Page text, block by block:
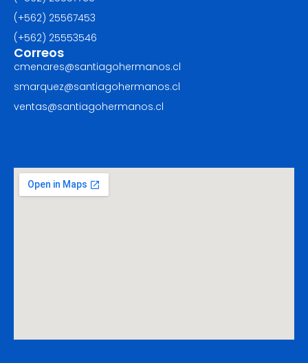
(+562) 25567453‬
(+562) ‪25553546
Correos
cmenares@santiagohermanos.cl
smarquez@santiagohermanos.cl
ventas@santiagohermanos.cl